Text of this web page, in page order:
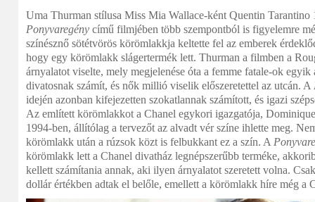
Uma Thurman stílusa Miss Mia Wallace-ként Quentin Tarantino
Ponyvaregény című filmjében több szempontból is figyelemre
színésznő sötétvörös körömlakkja keltette fel az emberek
hogy egy körömlakk slágertermék lett. Thurman a filmben a
árnyalatot viselte, mely megjelenése óta a femme fatale-ok
divatosnak számít, és nők millió viselik előszeretettel az utcán. A
idején azonban kifejezetten szokatlannak számított, és igazi
Az említett körömlakkot a Chanel egykori igazgatója,
1994-ben, állítólag a tervezőt az alvadt vér színe ihlette meg.
körömlakk után a rúzsok közt is felbukkant ez a szín. A
körömlakk lett a Chanel divatház legnépszerűbb terméke,
kellett számítania annak, aki ilyen árnyalatot szeretett volna.
dollár értékben adtak el belőle, emellett a körömlakk híre még a